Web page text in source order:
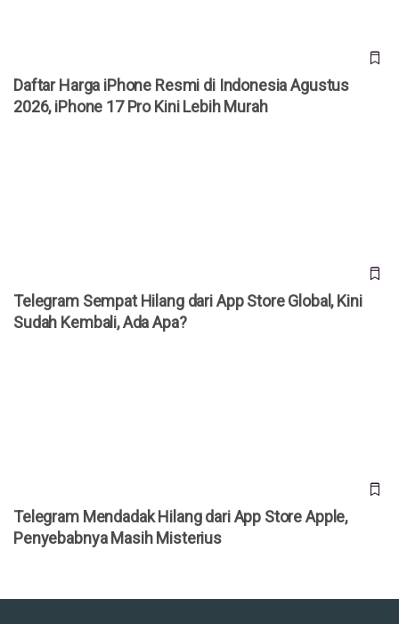
Daftar Harga iPhone Resmi di Indonesia Agustus
2026, iPhone 17 Pro Kini Lebih Murah
Telegram Sempat Hilang dari App Store Global, Kini
Sudah Kembali, Ada Apa?
Telegram Mendadak Hilang dari App Store Apple,
Penyebabnya Masih Misterius